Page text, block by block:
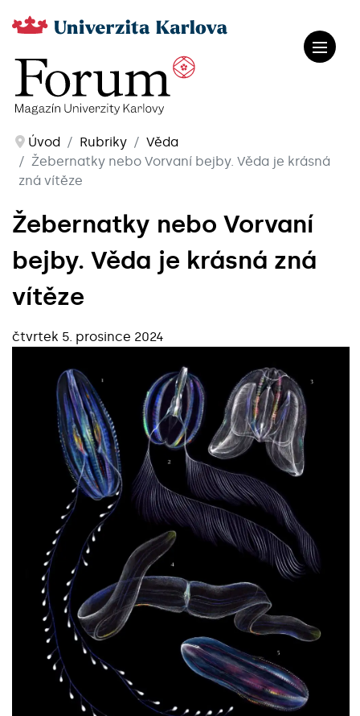
Úvod Rubriky
Věda
Žebernatky nebo Vorvaní bejby. Věda je krásná
zná vítěze
Žebernatky nebo Vorvaní
bejby. Věda je krásná zná
vítěze
čtvrtek 5. prosince 2024